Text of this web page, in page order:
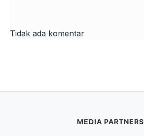
Tidak ada komentar
MEDIA PARTNERS